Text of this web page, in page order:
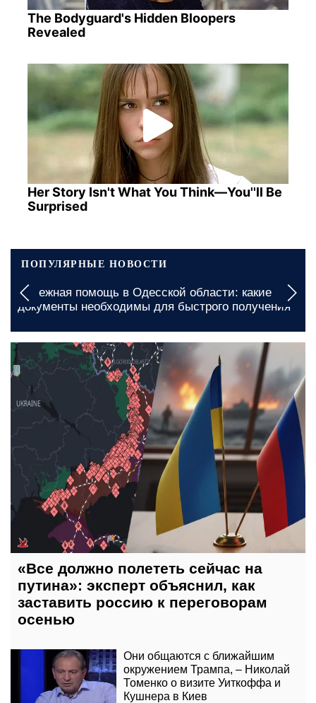
The Bodyguard's Hidden Bloopers
Revealed
Her Story Isn't What You Think—You''ll Be
Surprised
ПОПУЛЯРНЫЕ НОВОСТИ
Бесплатные продукты для ВПЛ и пенсионеров в
Харькове: куда обращаться для получения
жизненно важной помощи
5 августа, 09:00
«Все должно полететь сейчас на
путина»: эксперт объяснил, как
заставить россию к переговорам
осенью
Они общаются с ближайшим
окружением Трампа, – Николай
Томенко о визите Уиткоффа и
Кушнера в Киев